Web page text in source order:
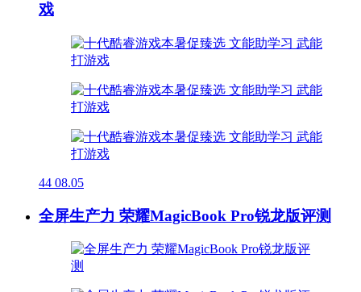
戏
44 08.05
全屏生产力 荣耀MagicBook Pro锐龙版评测